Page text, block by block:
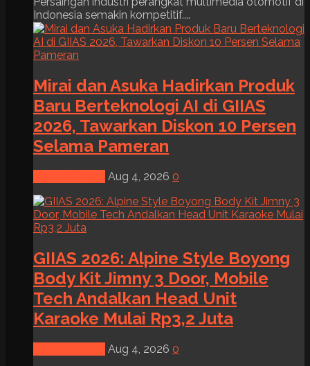
Indonesia semakin kompetitif....
Mirai dan Asuka Hadirkan Produk
Baru Berteknologi AI di GIIAS
2026, Tawarkan Diskon 10 Persen
Selama Pameran
Aug 4, 2026 0
GIIAS 2026: Alpine Style Boyong
Body Kit Jimny 3 Door, Mobile
Tech Andalkan Head Unit
Karaoke Mulai Rp3,2 Juta
Aug 4, 2026 0